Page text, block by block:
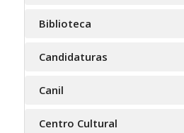
Biblioteca
Candidaturas
Canil
Centro Cultural